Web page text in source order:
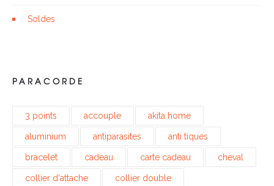
Soldes
PARACORDE
3 points accouple akita home
aluminium antiparasites anti tiques
bracelet cadeau carte cadeau cheval
collier d'attache collier double